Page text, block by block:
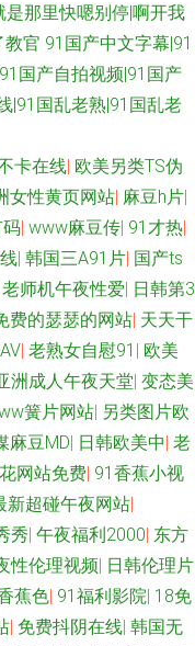
论坛最新入口 99超碰资源
美∨a在线 97在线视频国产
乱轮 欧美成人草草影视 精
丝精品 微拍1024 91看片下
是那里快嗯别停|啊开我
教官 91国产中文字幕|91
国产自拍视频|91国产
|91国乱老熟|91国乱老
卡在线| 欧美另类TS伪
女性黄页网站| 麻豆h片|
| www麻豆传| 91才热|
| 韩国三A91片| 国产ts
老师机午夜性爱| 日韩第3
费的瑟瑟的网站| 天天干
| 老熟女自慰91 | 欧美
洲成人午夜天堂| 变态美
簧片网站| 另类图片欧
麻豆MD| 日韩欧美中| 老
网站免费| 91香蕉小视
新超碰午夜网站|
秀| 午夜福利2000| 东方
性伦理视频| 日韩伦理片
蕉色| 91福利影院| 18免
| 免费抖阴在线| 韩国无